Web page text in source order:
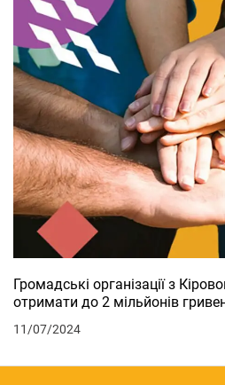
Громадські організації з
отримати до 2 мільйонів
11/07/2024